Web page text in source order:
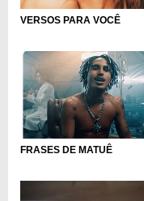
VERSOS PARA VOCÊ
FRASES DE MATUÊ